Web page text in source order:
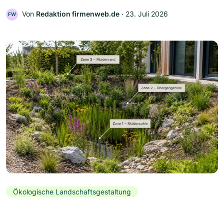
FW Von Redaktion firmenweb.de ‧ 23. Juli 2026
Ökologische Landschaftsgestaltung